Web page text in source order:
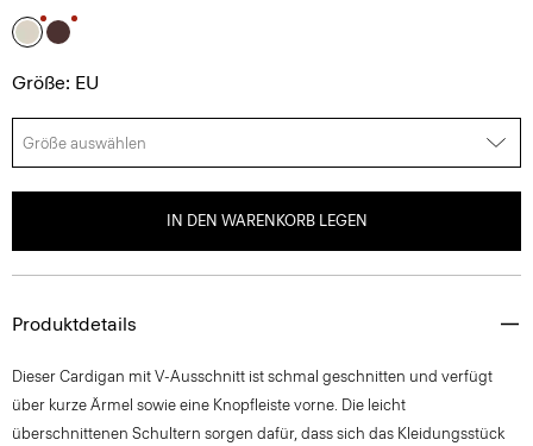
Größe: EU
Größe auswählen
IN DEN WARENKORB LEGEN
Produktdetails
Dieser Cardigan mit V-Ausschnitt ist schmal geschnitten und verfügt
über kurze Ärmel sowie eine Knopfleiste vorne. Die leicht
überschnittenen Schultern sorgen dafür, dass sich das Kleidungsstück